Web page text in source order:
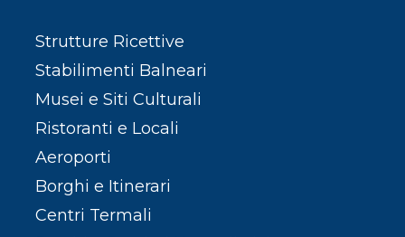
Strutture Ricettive
Stabilimenti Balneari
Musei e Siti Culturali
Ristoranti e Locali
Aeroporti
Borghi e Itinerari
Centri Termali